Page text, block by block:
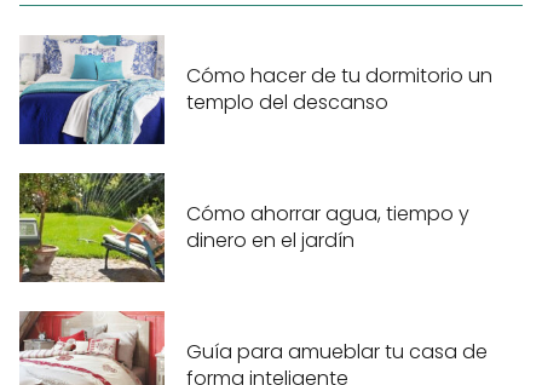
Cómo hacer de tu dormitorio un
templo del descanso
Cómo ahorrar agua, tiempo y
dinero en el jardín
Guía para amueblar tu casa de
forma inteligente